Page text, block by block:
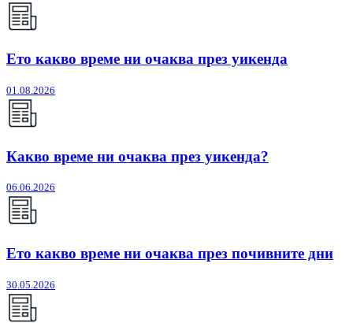
Ето какво време ни очаква през уикенда
01.08.2026
Какво време ни очаква през уикенда?
06.06.2026
Ето какво време ни очаква през почивните дни
30.05.2026